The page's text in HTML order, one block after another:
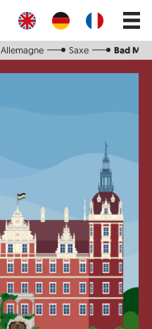
Main
Allemagne Saxe Bad